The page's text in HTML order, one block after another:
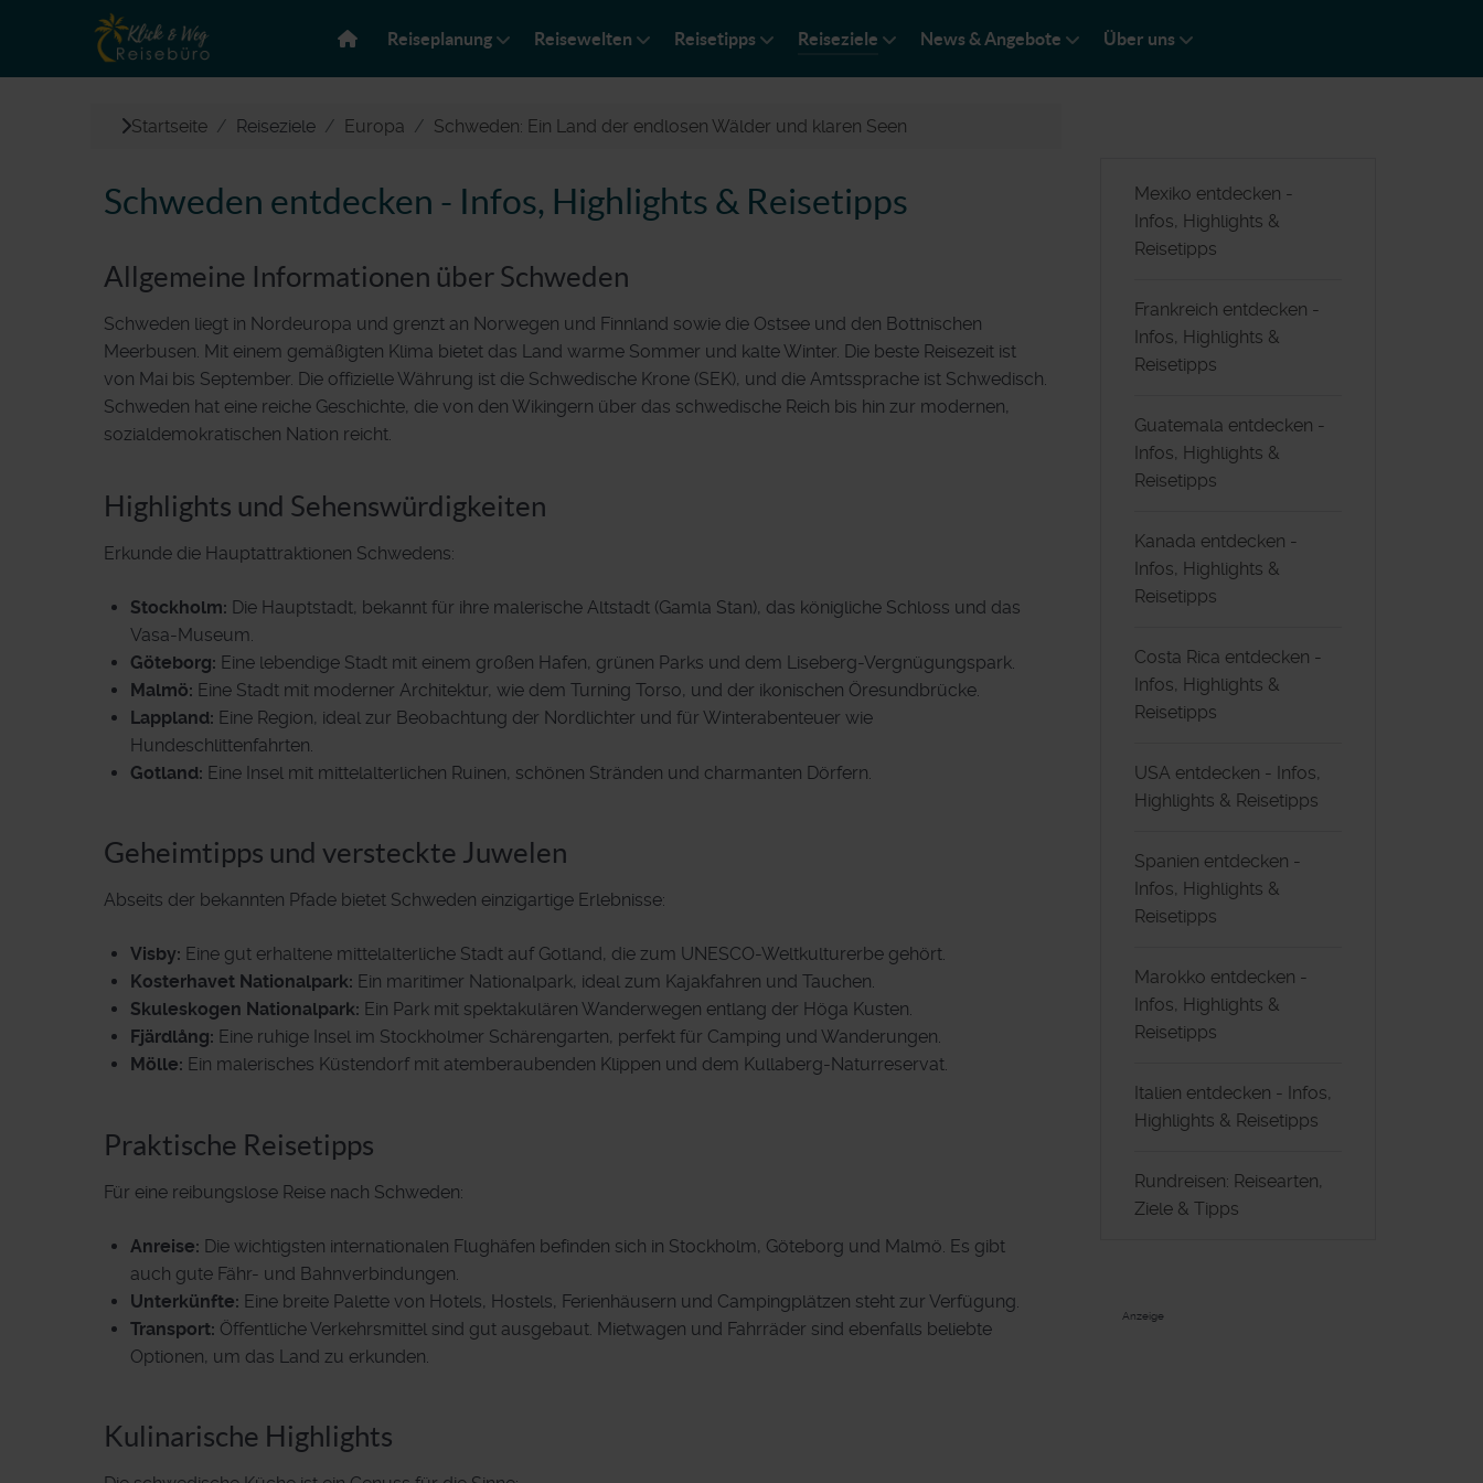
Reiseplanung Reisewelten Reisetipps Reiseziele News & Angebote Über uns
Startseite Reiseziele Europa Schweden: Ein Land der endlosen Wälder und klaren Seen
Schweden entdecken - Infos, Highlights & Reisetipps
Allgemeine Informationen über Schweden
Schweden liegt in Nordeuropa und grenzt an Norwegen und Finnland sowie die Ostsee und den Bottnischen
Meerbusen. Mit einem gemäßigten Klima bietet das Land warme Sommer und kalte Winter. Die beste Reisezeit ist
von Mai bis September. Die offizielle Währung ist die Schwedische Krone (SEK), und die Amtssprache ist Schwedisch.
Schweden hat eine reiche Geschichte, die von den Wikingern über das schwedische Reich bis hin zur modernen,
sozialdemokratischen Nation reicht.
Highlights und Sehenswürdigkeiten
Erkunde die Hauptattraktionen Schwedens:
Stockholm: Die Hauptstadt, bekannt für ihre malerische Altstadt (Gamla Stan), das königliche Schloss und das
Vasa-Museum.
Göteborg: Eine lebendige Stadt mit einem großen Hafen, grünen Parks und dem Liseberg-Vergnügungspark.
Malmö: Eine Stadt mit moderner Architektur, wie dem Turning Torso, und der ikonischen Öresundbrücke.
Lappland: Eine Region, ideal zur Beobachtung der Nordlichter und für Winterabenteuer wie
Hundeschlittenfahrten.
Gotland: Eine Insel mit mittelalterlichen Ruinen, schönen Stränden und charmanten Dörfern.
Geheimtipps und versteckte Juwelen
Abseits der bekannten Pfade bietet Schweden einzigartige Erlebnisse:
Visby: Eine gut erhaltene mittelalterliche Stadt auf Gotland, die zum UNESCO-Weltkulturerbe gehört.
Kosterhavet Nationalpark: Ein maritimer Nationalpark, ideal zum Kajakfahren und Tauchen.
Skuleskogen Nationalpark: Ein Park mit spektakulären Wanderwegen entlang der Höga Kusten.
Fjärdlång: Eine ruhige Insel im Stockholmer Schärengarten, perfekt für Camping und Wanderungen.
Mölle: Ein malerisches Küstendorf mit atemberaubenden Klippen und dem Kullaberg-Naturreservat.
Praktische Reisetipps
Für eine reibungslose Reise nach Schweden:
Anreise: Die wichtigsten internationalen Flughäfen befinden sich in Stockholm, Göteborg und Malmö. Es gibt
auch gute Fähr- und Bahnverbindungen.
Unterkünfte: Eine breite Palette von Hotels, Hostels, Ferienhäusern und Campingplätzen steht zur Verfügung.
Transport: Öffentliche Verkehrsmittel sind gut ausgebaut. Mietwagen und Fahrräder sind ebenfalls beliebte
Optionen, um das Land zu erkunden.
Kulinarische Highlights
Mexiko entdecken -
Infos, Highlights &
Reisetipps
Frankreich entdecken -
Infos, Highlights &
Reisetipps
Guatemala entdecken -
Infos, Highlights &
Reisetipps
Kanada entdecken -
Infos, Highlights &
Reisetipps
Costa Rica entdecken -
Infos, Highlights &
Reisetipps
USA entdecken - Infos,
Highlights & Reisetipps
Spanien entdecken -
Infos, Highlights &
Reisetipps
Marokko entdecken -
Infos, Highlights &
Reisetipps
Italien entdecken - Infos,
Highlights & Reisetipps
Rundreisen: Reisearten,
Ziele & Tipps
Anzeige